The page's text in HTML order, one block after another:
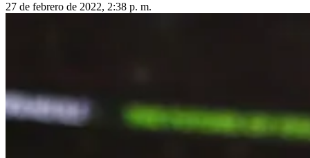
27 de febrero de 2022, 2:38 p. m.